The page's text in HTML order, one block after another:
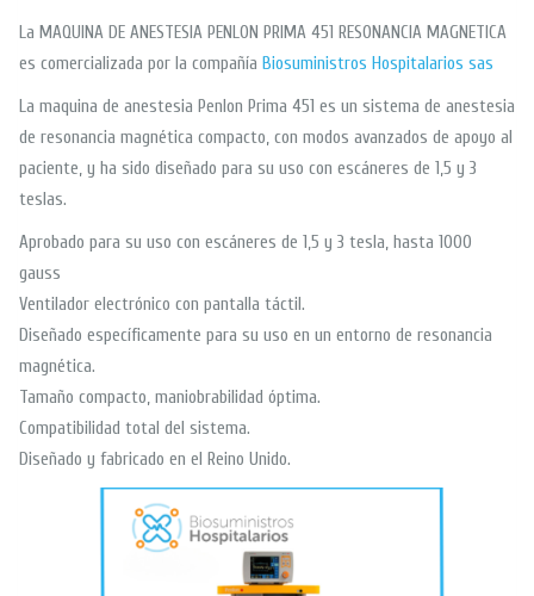
La MAQUINA DE ANESTESIA PENLON PRIMA 451 RESONANCIA MAGNETICA
es comercializada por la compañía Biosuministros Hospitalarios sas
La maquina de anestesia Penlon Prima 451 es un sistema de anestesia
de resonancia magnética compacto, con modos avanzados de apoyo al
paciente, y ha sido diseñado para su uso con escáneres de 1,5 y 3
teslas.
Aprobado para su uso con escáneres de 1,5 y 3 tesla, hasta 1000
gauss
Ventilador electrónico con pantalla táctil.
Diseñado específicamente para su uso en un entorno de resonancia
magnética.
Tamaño compacto, maniobrabilidad óptima.
Compatibilidad total del sistema.
Diseñado y fabricado en el Reino Unido.